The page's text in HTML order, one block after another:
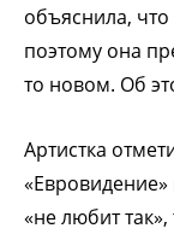
объяснила,
поэтому она
то новом. Об
Артистка
«не любит